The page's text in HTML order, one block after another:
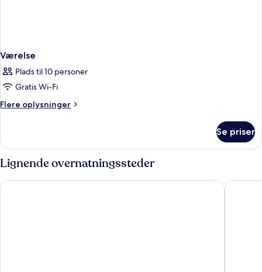
Værelse
Plads til 10 personer
Gratis Wi-Fi
Flere oplysninger
Flere
Se priser
Lignende overnatningssteder
Aparthotel Parque Santiago IV Los